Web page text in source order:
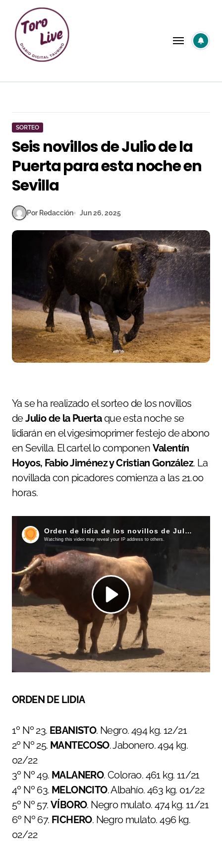
contenido
SORTEO
Seis novillos de Julio de la
Puerta para esta noche en
Sevilla
Por Redacción Jun 26, 2025
Ya se ha realizado el sorteo de los novillos
deJulio de la Puertaque esta noche se
lidiarán en el vigesimoprimer festejo de abono
en Sevilla. El cartel lo componen Valentín
Hoyos, Fabio Jiménez y Cristian González. La
novillada con picadores comienza a las 21.00
horas.
ORDEN DE LIDIA
1º Nº 23. EBANISTO. Negro. 494 kg. 12/21
2º Nº 25. MANTECOSO. Jabonero. 494 kg.
02/22
3º Nº 49. MALANERO. Colorao. 461 kg. 11/21
4º Nº 63. MELONCITO. Albahío. 463 kg. 01/22
5º Nº 57. VÍBORO. Negro mulato. 474 kg. 11/21
6º Nº 67. FICHERO. Negro mulato. 496 kg.
02/22